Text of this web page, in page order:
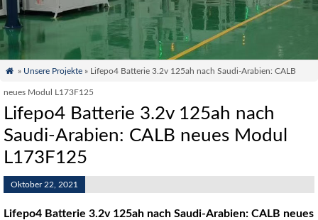
 » Unsere Projekte» Lifepo4 Batterie 3.2v 125ah nach Saudi-Arabien: CALB
neues Modul L173F125
Lifepo4 Batterie 3.2v 125ah nach
Saudi-Arabien: CALB neues Modul
L173F125
Oktober 22, 2021
Lifepo4 Batterie 3.2v 125ah nach Saudi-Arabien: CALB neues